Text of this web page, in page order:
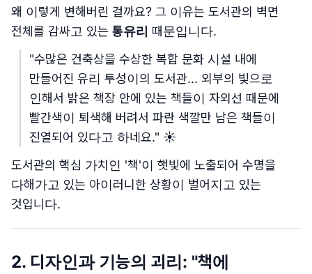
왜 이렇게 변해버린 걸까요? 그 이유는 도서관의 벽면
전체를 감싸고 있는 통유리 때문입니다.
"수많은 건축상을 수상한 복합 문화 시설 내에
만들어진 유리 투성이의 도서관... 외부의 빛으로
인해서 밝은 책장 안에 있는 책들이 자외선 때문에
빨간색이 퇴색해 버려서 파란 색깔만 남은 책들이
진열되어 있다고 하네요." ☀️
도서관의 핵심 가치인 '책'이 햇빛에 노출되어 수명을
다해가고 있는 아이러니한 상황이 벌어지고 있는
것입니다.
2. 디자인과 기능의 괴리: "책에